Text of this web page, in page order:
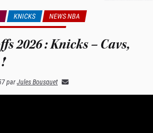
KNICKS
NEWS NBA
2026 : Knicks – Cavs,
parJules Bousquet